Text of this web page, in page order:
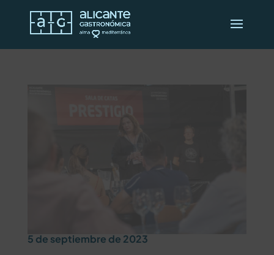
5 de septiembre de 2023